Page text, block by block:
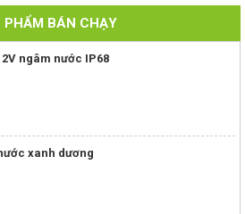
PHẨM BÁN CHẠY
ngâm nước IP68
xanh dương